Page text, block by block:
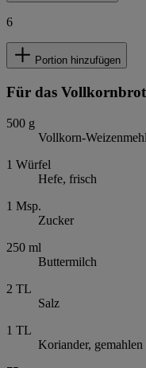
6
Portion hinzufügen
Für das
500 g
Vollkorn-Weizenmehl
1 Würfel
Hefe, frisch
1 Msp.
Zucker
250 ml
Buttermilch
2 TL
Salz
1 TL
Koriander, gemahlen